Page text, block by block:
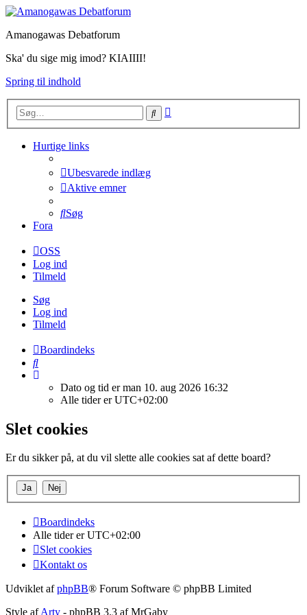
Amanogawas Debatforum
Ska' du sige mig imod? KIAIIII!
Spring til indhold
Søg
Hurtige links
Ubesvarede indlæg
Aktive emner
Søg
Fora
OSS
Log ind
Tilmeld
Søg
Log ind
Tilmeld
Boardindeks
Søg
Dato og tid er man 10. aug 2026 16:32
Alle tider erUTC+02:00
Slet cookies
Er du sikker på, at du vil slette alle cookies sat af dette board?
Boardindeks
Alle tider erUTC+02:00
Slet cookies
Kontakt os
Udviklet afphpBB® Forum Software © phpBB Limited
Style afArty - phpBB 3.3 af MrGaby